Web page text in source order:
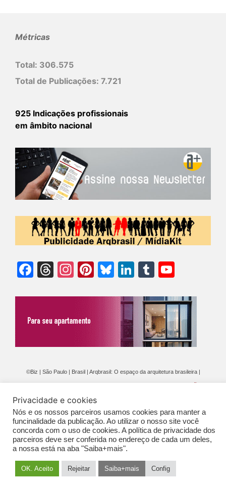
Métricas
Total: 306.575
Total de Publicações: 7.721
925 Indicações profissionais
em âmbito nacional
Facebook
Threads
Instagram
Pinterest
Bluesky
LinkedIn
Tumblr
©Biz | São Paulo | Brasil | Arqbrasil: O espaço da arquitetura brasileira |
GERAIS DE PUBLICAÇÃO (CGP
Privacidade e cookies
Nós e os nossos parceiros usamos cookies para manter a
funcinalidade da publicação. Ao utilizar o nosso site você
concorda com o uso de cookies. A política de privacidade dos
parceiros deve ser conferida no endereço de cada um deles,
a nossa está na aba "Saiba+mais".
OK. Aceito Rejeitar Saiba+mais Config